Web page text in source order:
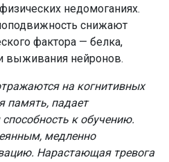
недомоганиях.
снижают
фактора — белка,
выживания нейронов.
на когнитивных
память, падает
к обучению.
медленно
Нарастающая тревога